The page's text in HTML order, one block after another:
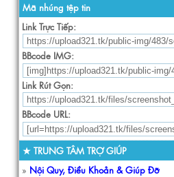
Mã nhúng tệp tin
Link Trực Tiếp:
BBcode IMG:
Link Rút Gọn:
BBcode URL:
★ TRUNG TÂM TRỢ GIÚP
» Nội Quy, Điều Khoản & Giúp Đỡ